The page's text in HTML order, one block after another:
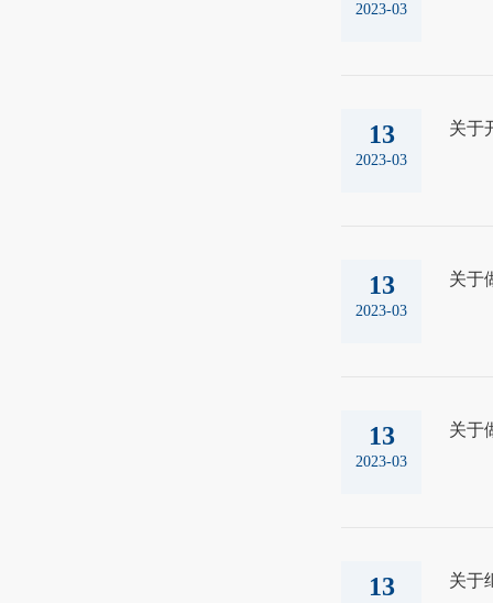
2023-03
13
2023-03
关于
13
2023-03
关于
13
2023-03
关于
13 关于